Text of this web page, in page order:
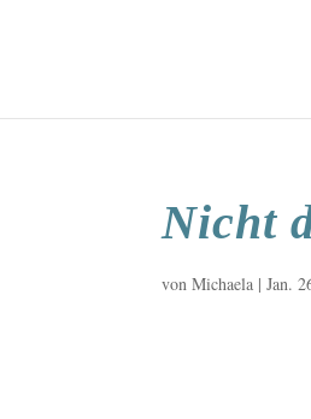
Nicht
vonMichaela |Jan.